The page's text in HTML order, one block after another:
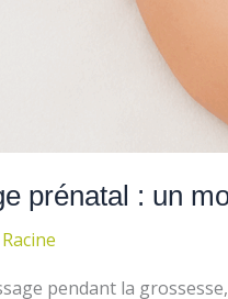
prénatal : un
pendant la